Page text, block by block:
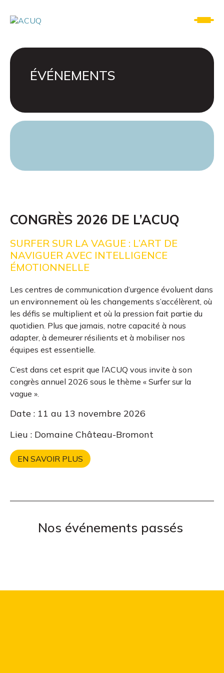
ÉVÉNEMENTS
CONGRÈS 2026 DE L’ACUQ
SURFER SUR LA VAGUE : L’ART DE
NAVIGUER AVEC INTELLIGENCE
ÉMOTIONNELLE
Les centres de communication d’urgence évoluent dans
un environnement où les changements s’accélèrent, où
les défis se multiplient et où la pression fait partie du
quotidien. Plus que jamais, notre capacité à nous
adapter, à demeurer résilients et à mobiliser nos
équipes est essentielle.
C’est dans cet esprit que l’ACUQ vous invite à son
congrès annuel 2026 sous le thème « Surfer sur la
vague ».
Date : 11 au 13 novembre 2026
Lieu : Domaine Château-Bromont
EN SAVOIR PLUS
Nos événements passés